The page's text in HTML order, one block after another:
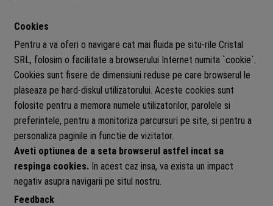
Cookies
Pentru a va oferi o navigare cat mai fluida pe situ-rile Cristal
SRL, folosim o facilitate a browserului Internet numita `cookie`.
Cookies sunt fisere de dimensiuni reduse pe care browserul le
plaseaza pe hard-diskul utilizatorului. Aceste cookies sunt
folosite pentru a memora numele utilizatorilor, parolele si
preferintele, pentru a monitoriza parcursuri pe site, si pentru a
personaliza paginile in functie de vizitator.
Aveti optiunea de a seta browserul astfel incat sa
respinga cookies.In acest caz insa, va exista un impact
negativ asupra navigarii pe situl nostru.
Feedback